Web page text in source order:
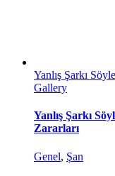
Yanlış Şarkı
Gallery
Yanlış Şarkı
Zararları
Genel, Şan